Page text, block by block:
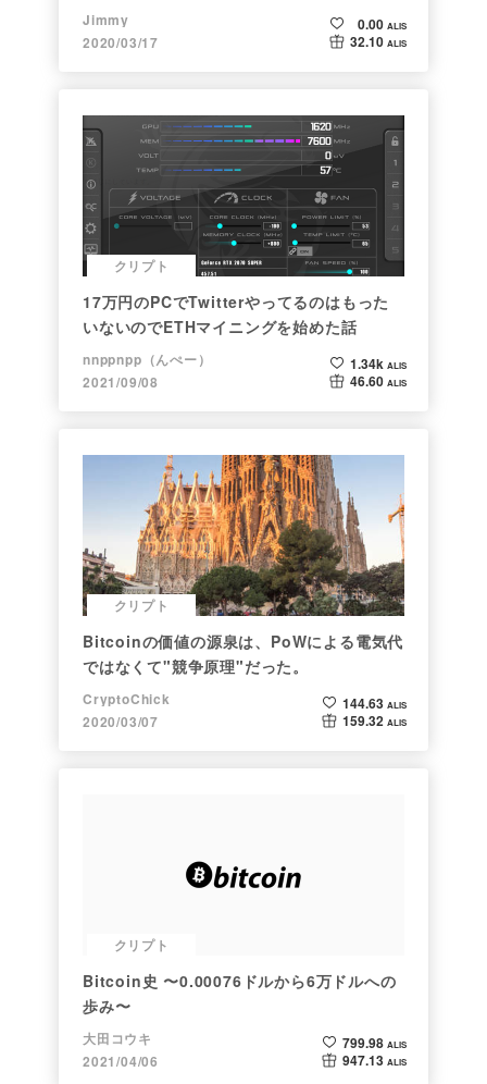
Jimmy
2020/03/17
0.00 ALIS
32.10 ALIS
クリプト
17万円のPCでTwitterやってるのはもった
いないのでETHマイニングを始めた話
nnppnpp（んぺー）
2021/09/08
1.34k ALIS
46.60 ALIS
クリプト
Bitcoinの価値の源泉は、PoWによる電気代
ではなくて"競争原理"だった。
CryptoChick
2020/03/07
144.63 ALIS
159.32 ALIS
クリプト
Bitcoin史 〜0.00076ドルから6万ドルへの
歩み〜
大田コウキ
2021/04/06
799.98 ALIS
947.13 ALIS